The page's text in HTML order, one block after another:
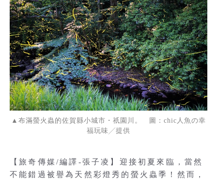
▲布滿螢火蟲的佐賀縣小城市・祇園川。 圖：chic人魚の幸
福玩味╱提供
【旅奇傳媒/編譯-張子凌】迎接初夏來臨，當然
不能錯過被譽為天然彩燈秀的螢火蟲季！然而，